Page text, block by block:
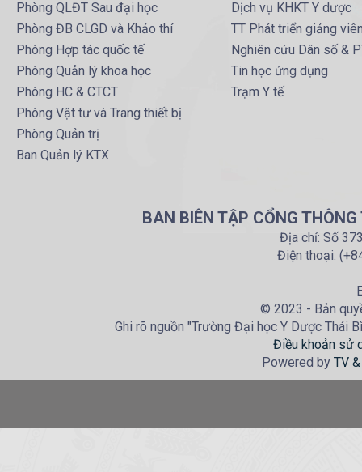
Phòng QLĐT Sau đại học
Phòng ĐB CLGD và Khảo thí
Phòng Hợp tác quốc tế
Phòng Quản lý khoa học
Phòng HC & CTCT
Phòng Vật tư và Trang thiết bị
Phòng Quản trị
Ban Quản lý KTX
Dịch vụ KHKT Y dược
TT Phát triển giảng
Nghiên cứu Dân số &
Tin học ứng dụng
Trạm Y tế
BAN BIÊN TẬP CỔNG
Địa chỉ: Số
Điện thoại:
© 2023 - Bản
Ghi rõ nguồn "Trường Đại học Y Dược Thái
Điều khoản sử
Powered by TV